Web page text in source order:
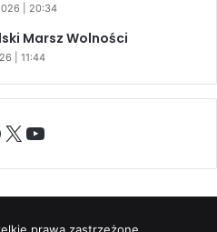
| 20:34
Marsz Wolności
| 11:44
X YouTube